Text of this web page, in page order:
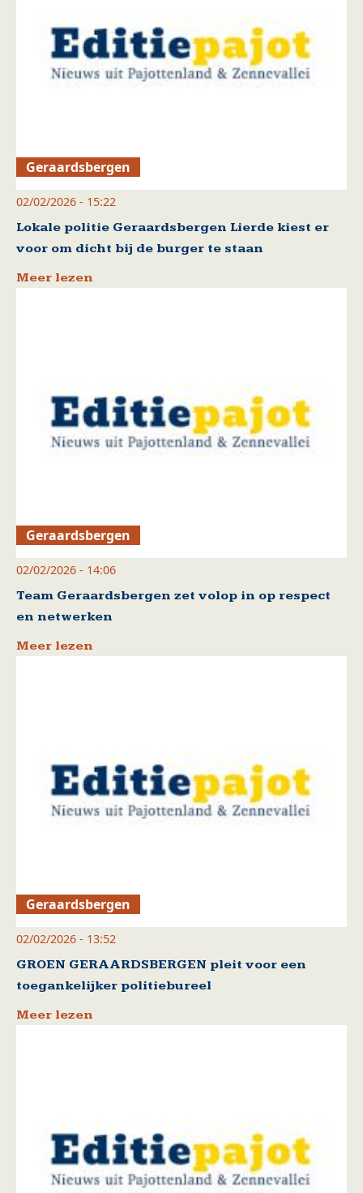
Geraardsbergen
02/02/2026 - 15:22
Lokale politie Geraardsbergen Lierde kiest er
voor om dicht bij de burger te staan
Meer lezen
Geraardsbergen
02/02/2026 - 14:06
Team Geraardsbergen zet volop in op respect
en netwerken
Meer lezen
Geraardsbergen
02/02/2026 - 13:52
GROEN GERAARDSBERGEN pleit voor een
toegankelijker politiebureel
Meer lezen